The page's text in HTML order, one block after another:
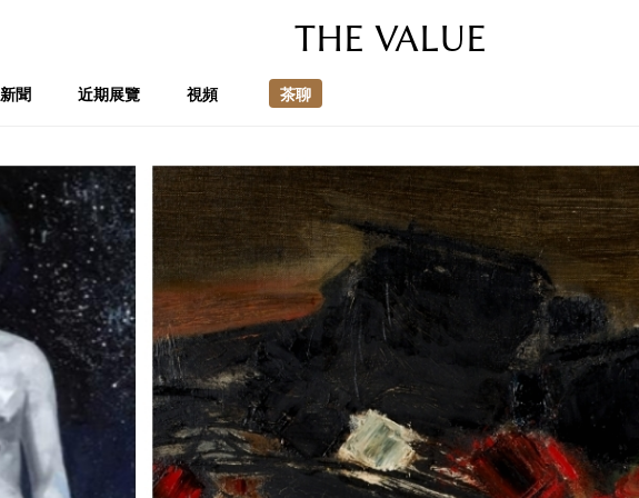
THE VALUE
聞 近期展覽 視頻 茶聊